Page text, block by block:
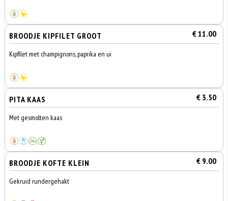
BROODJE KIPFILET GROOT € 11.00
Kipfilet met champignons, paprika en ui
PITA KAAS € 3.50
Met gesmolten kaas
BROODJE KOFTE KLEIN € 9.00
Gekruid rundergehakt